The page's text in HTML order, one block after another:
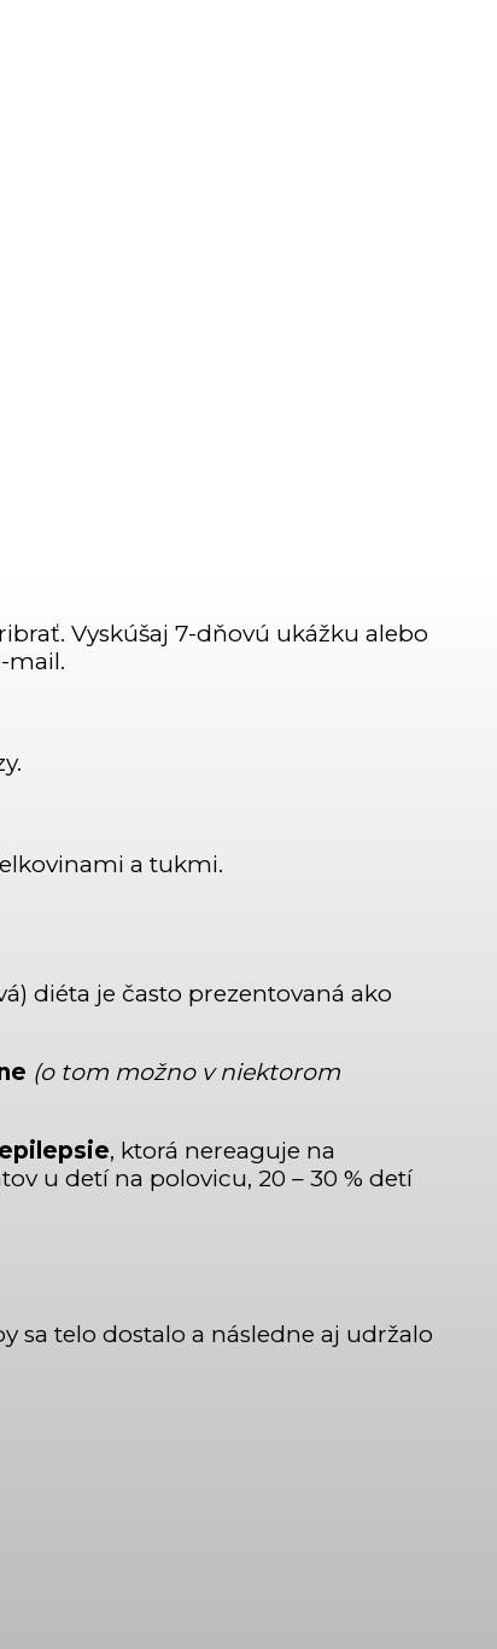
Vyskúšaj 7-dňovú ukážku alebo
mail.
a tukmi.
diéta je často prezentovaná ako
(o tom možno v niektorom
, ktorá nereaguje na
u detí na polovicu, 20 – 30 % detí
sa telo dostalo a následne aj udržalo